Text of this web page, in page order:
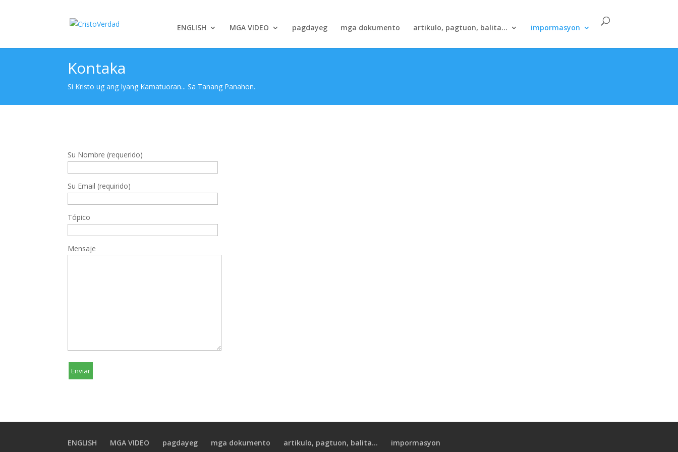
ENGLISH MGA VIDEO pagdayeg mga dokumento artikulo, pagtuon, balita... impormasyon
Kontaka
Si Kristo ug ang Iyang Kamatuoran... Sa Tanang Panahon.
Su Nombre (requerido)
Su Email (requirido)
Tópico
Mensaje
ENGLISH MGA VIDEO pagdayeg mga dokumento artikulo, pagtuon, balita... impormasyon